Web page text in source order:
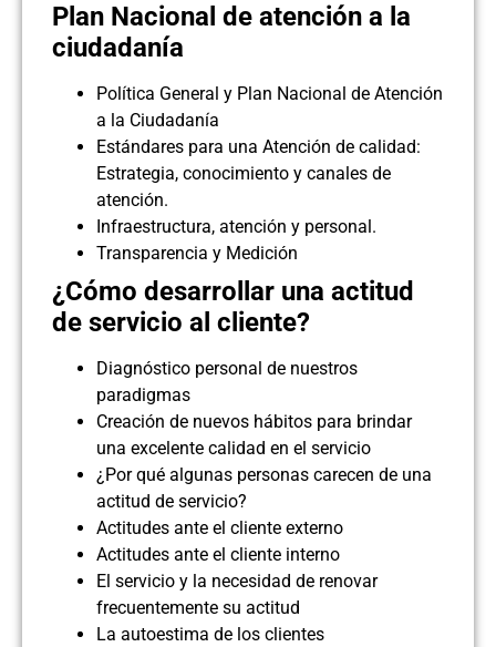
Plan Nacional de atención a la
ciudadanía
Política General y Plan Nacional de Atención
a la Ciudadanía
Estándares para una Atención de calidad:
Estrategia, conocimiento y canales de
atención.
Infraestructura, atención y personal.
Transparencia y Medición
¿Cómo desarrollar una actitud
de servicio al cliente?
Diagnóstico personal de nuestros
paradigmas
Creación de nuevos hábitos para brindar
una excelente calidad en el servicio
¿Por qué algunas personas carecen de una
actitud de servicio?
Actitudes ante el cliente externo
Actitudes ante el cliente interno
El servicio y la necesidad de renovar
frecuentemente su actitud
La autoestima de los clientes